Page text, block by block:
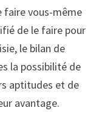
faire vous-même
de le faire pour
le bilan de
la possibilité de
aptitudes et de
avantage.